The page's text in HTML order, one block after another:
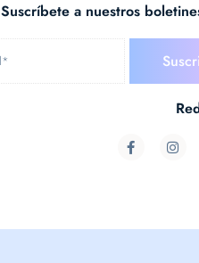
Suscríbete a nuestros